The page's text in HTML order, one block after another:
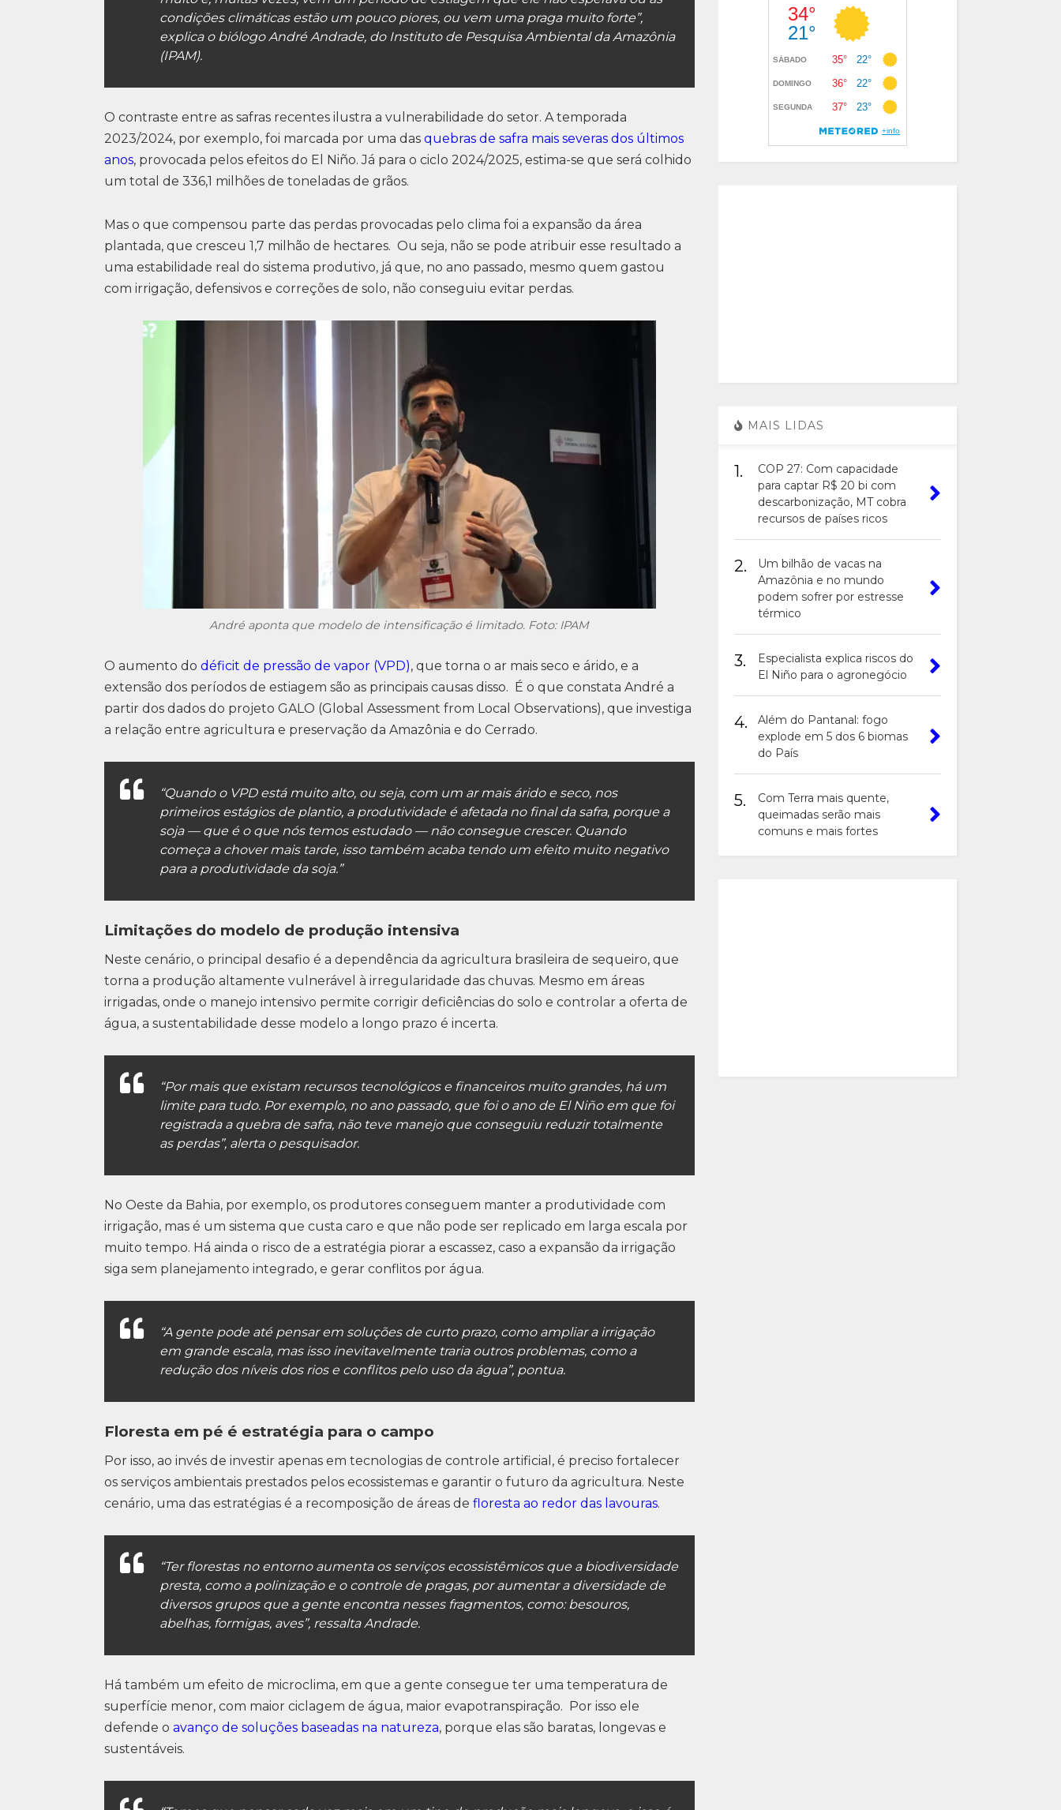
condições climáticas estão um pouco piores, ou vem uma praga muito forte”,
explica o biólogo André Andrade, do Instituto de Pesquisa Ambiental da Amazônia
(IPAM).
O contraste entre as safras recentes ilustra a vulnerabilidade do setor. A temporada
2023/2024, por exemplo, foi marcada por uma das quebras de safra mais severas dos últimos
anos, provocada pelos efeitos do El Niño. Já para o ciclo 2024/2025, estima-se que será colhido
um total de 336,1 milhões de toneladas de grãos.
Mas o que compensou parte das perdas provocadas pelo clima foi a expansão da área
plantada, que cresceu 1,7 milhão de hectares. Ou seja, não se pode atribuir esse resultado a
uma estabilidade real do sistema produtivo, já que, no ano passado, mesmo quem gastou
com irrigação, defensivos e correções de solo, não conseguiu evitar perdas.
André aponta que modelo de intensificação é limitado. Foto: IPAM
O aumento do déficit de pressão de vapor (VPD), que torna o ar mais seco e árido, e a
extensão dos períodos de estiagem são as principais causas disso. É o que constata André a
partir dos dados do projeto GALO (Global Assessment from Local Observations), que investiga
a relação entre agricultura e preservação da Amazônia e do Cerrado.
“Quando o VPD está muito alto, ou seja, com um ar mais árido e seco, nos
primeiros estágios de plantio, a produtividade é afetada no final da safra, porque a
soja — que é o que nós temos estudado — não consegue crescer. Quando
começa a chover mais tarde, isso também acaba tendo um efeito muito negativo
para a produtividade da soja.”
Limitações do modelo de produção intensiva
Neste cenário, o principal desafio é a dependência da agricultura brasileira de sequeiro, que
torna a produção altamente vulnerável à irregularidade das chuvas. Mesmo em áreas
irrigadas, onde o manejo intensivo permite corrigir deficiências do solo e controlar a oferta de
água, a sustentabilidade desse modelo a longo prazo é incerta.
“Por mais que existam recursos tecnológicos e financeiros muito grandes, há um
limite para tudo. Por exemplo, no ano passado, que foi o ano de El Niño em que foi
registrada a quebra de safra, não teve manejo que conseguiu reduzir totalmente
as perdas”, alerta o pesquisador.
No Oeste da Bahia, por exemplo, os produtores conseguem manter a produtividade com
irrigação, mas é um sistema que custa caro e que não pode ser replicado em larga escala por
muito tempo. Há ainda o risco de a estratégia piorar a escassez, caso a expansão da irrigação
siga sem planejamento integrado, e gerar conflitos por água.
“A gente pode até pensar em soluções de curto prazo, como ampliar a irrigação
em grande escala, mas isso inevitavelmente traria outros problemas, como a
redução dos níveis dos rios e conflitos pelo uso da água”, pontua.
Floresta em pé é estratégia para o campo
Por isso, ao invés de investir apenas em tecnologias de controle artificial, é preciso fortalecer
os serviços ambientais prestados pelos ecossistemas e garantir o futuro da agricultura. Neste
cenário, uma das estratégias é a recomposição de áreas de floresta ao redor das lavouras.
“Ter florestas no entorno aumenta os serviços ecossistêmicos que a biodiversidade
presta, como a polinização e o controle de pragas, por aumentar a diversidade de
diversos grupos que a gente encontra nesses fragmentos, como: besouros,
abelhas, formigas, aves”, ressalta Andrade.
Há também um efeito de microclima, em que a gente consegue ter uma temperatura de
superfície menor, com maior ciclagem de água, maior evapotranspiração. Por isso ele
defende o avanço de soluções baseadas na natureza, porque elas são baratas, longevas e
sustentáveis.
MAIS LIDAS
1.
COP 27: Com capacidade
para captar R$ 20 bi com
descarbonização, MT cobra
recursos de países ricos
2.
Um bilhão de vacas na
Amazônia e no mundo
podem sofrer por estresse
térmico
3.
Especialista explica riscos do
El Niño para o agronegócio
4.
Além do Pantanal: fogo
explode em 5 dos 6 biomas
do País
5.
Com Terra mais quente,
queimadas serão mais
comuns e mais fortes